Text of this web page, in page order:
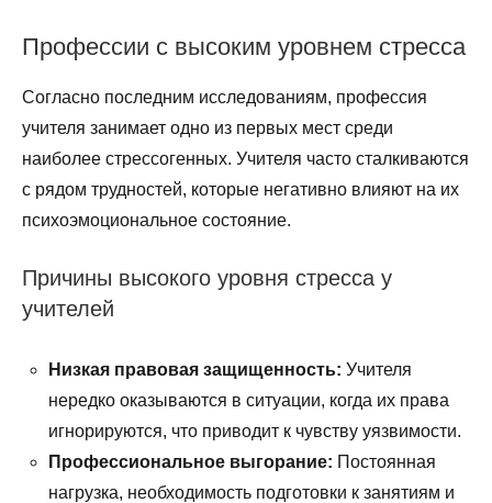
Профессии с высоким уровнем стресса
Согласно последним исследованиям, профессия
учителя занимает одно из первых мест среди
наиболее стрессогенных. Учителя часто сталкиваются
с рядом трудностей, которые негативно влияют на их
психоэмоциональное состояние.
Причины высокого уровня стресса у
учителей
Низкая правовая защищенность: Учителя
нередко оказываются в ситуации, когда их права
игнорируются, что приводит к чувству уязвимости.
Профессиональное выгорание: Постоянная
нагрузка, необходимость подготовки к занятиям и